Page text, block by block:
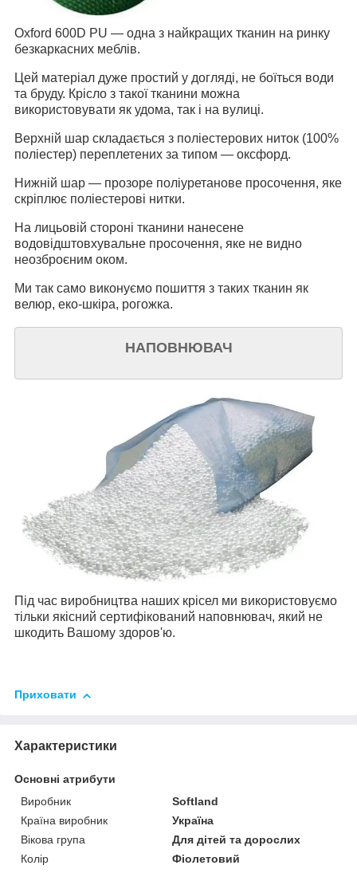
Oxford 600D PU — одна з найкращих тканин на ринку
безкаркасних меблів.
Цей матеріал дуже простий у догляді, не боїться води
та бруду. Крісло з такої тканини можна
використовувати як удома, так і на вулиці.
Верхній шар складається з поліестерових ниток (100%
поліестер) переплетених за типом — оксфорд.
Нижній шар — прозоре поліуретанове просочення, яке
скріплює поліестерові нитки.
На лицьовій стороні тканини нанесене
водовідштовхувальне просочення, яке не видно
неозброєним оком.
Ми так само виконуємо пошиття з таких тканин як
велюр, еко-шкіра, рогожка.
НАПОВНЮВАЧ
Під час виробництва наших крісел ми використовуємо
тільки якісний сертифікований наповнювач, який не
шкодить Вашому здоров'ю.
Приховати
Характеристики
Основні атрибути
Виробник
Softland
Країна виробник
Україна
Вікова група
Для дітей та дорослих
Колір
Фіолетовий